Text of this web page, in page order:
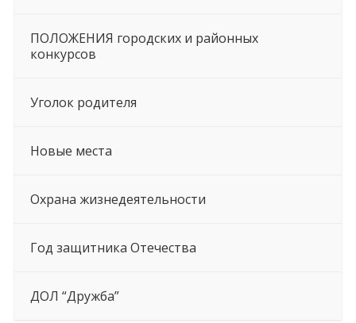
ПОЛОЖЕНИЯ городских и районных
конкурсов
Уголок родителя
Новые места
Охрана жизнедеятельности
Год защитника Отечества
ДОЛ “Дружба”